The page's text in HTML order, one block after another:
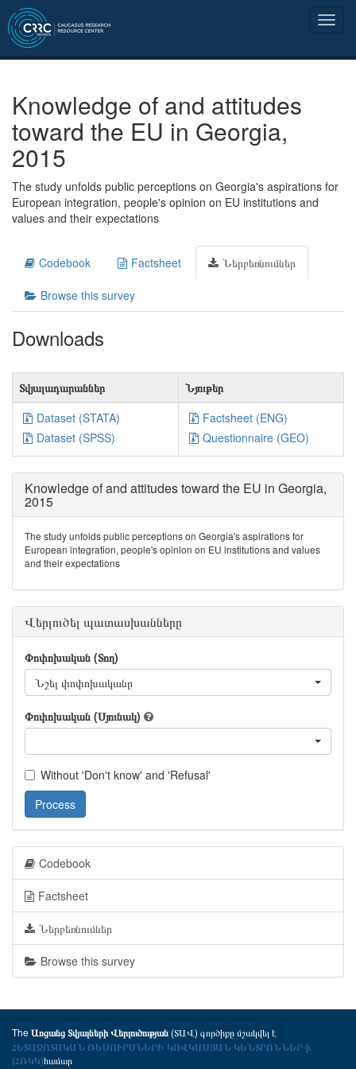
Knowledge of and attitudes
toward the EU in Georgia,
2015
The study unfolds public perceptions on Georgia's aspirations for
European integration, people's opinion on EU institutions and
values and their expectations
Codebook Factsheet Ներբեռնումներ
Browse this survey
Downloads
Տվյալադարաններ
Նյութեր
Dataset (STATA)
Dataset (SPSS)
Factsheet (ENG)
Questionnaire (GEO)
Knowledge of and attitudes toward the EU in Georgia,
2015
The study unfolds public perceptions on Georgia's aspirations for
European integration, people's opinion on EU institutions and values
and their expectations
Վերլուծել պատասխանները
Փոփոխական (Տող)
Նշել փոփոխականը
Փոփոխական (Սյունակ)
Without 'Don't know' and 'Refusal'
Process
Codebook
Factsheet
Ներբեռնումներ
Browse this survey
The Առցանց Տվյալների Վերլուծության(ՏԱՎ) գործիքը մշակվել է
ՀԵՏԱԶՈՏԱԿԱՆ ՌԵՍՈՒՐՍՆԵՐԻ ԿՈՎԿԱՍՅԱՆ ԿԵՆՏՐՈՆՆԵՐ-ի
(ՀՌԿԿ)համար